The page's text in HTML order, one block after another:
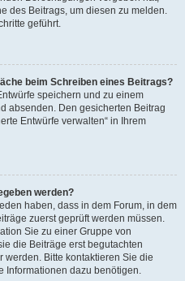
des Beitrags, um diesen zu melden.
geführt.
beim Schreiben eines Beitrags?
speichern und zu einem
absenden. Den gesicherten Beitrag
Entwürfe verwalten“ in Ihrem
werden?
haben, dass in dem Forum, in dem
zuerst geprüft werden müssen.
Sie zu einer Gruppe von
die Beiträge erst begutachten
werden. Bitte kontaktieren Sie die
Informationen dazu benötigen.